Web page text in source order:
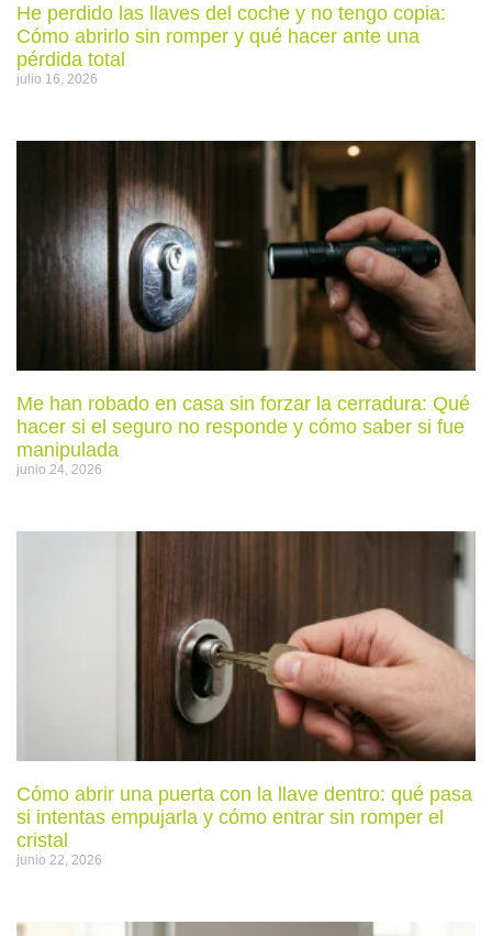
He perdido las llaves del coche y no tengo copia:
Cómo abrirlo sin romper y qué hacer ante una
pérdida total
julio 16, 2026
Me han robado en casa sin forzar la cerradura: Qué
hacer si el seguro no responde y cómo saber si fue
manipulada
junio 24, 2026
Cómo abrir una puerta con la llave dentro: qué pasa
si intentas empujarla y cómo entrar sin romper el
cristal
junio 22, 2026